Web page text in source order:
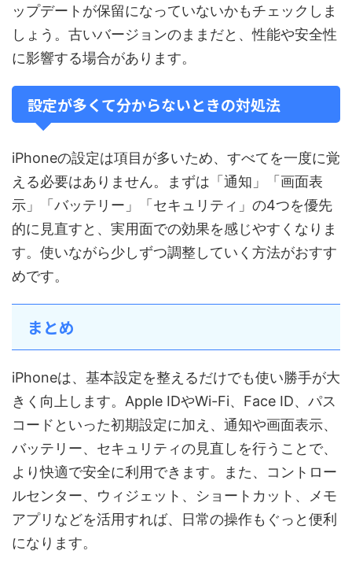
ップデートが保留になっていないかもチェックしま
しょう。古いバージョンのままだと、性能や安全性
に影響する場合があります。
設定が多くて分からないときの対処法
iPhoneの設定は項目が多いため、すべてを一度に覚
える必要はありません。まずは「通知」「画面表
示」「バッテリー」「セキュリティ」の4つを優先
的に見直すと、実用面での効果を感じやすくなりま
す。使いながら少しずつ調整していく方法がおすす
めです。
まとめ
iPhoneは、基本設定を整えるだけでも使い勝手が大
きく向上します。Apple IDやWi-Fi、Face ID、パス
コードといった初期設定に加え、通知や画面表示、
バッテリー、セキュリティの見直しを行うことで、
より快適で安全に利用できます。また、コントロー
ルセンター、ウィジェット、ショートカット、メモ
アプリなどを活用すれば、日常の操作もぐっと便利
になります。